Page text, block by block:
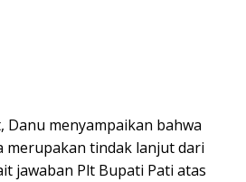
menyampaikan bahwa
merupakan tindak lanjut dari
jawaban Plt Bupati Pati atas